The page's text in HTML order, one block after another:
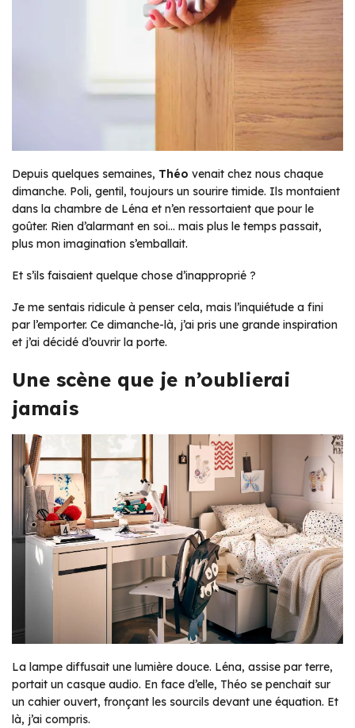
Depuis quelques semaines, Théo venait chez nous chaque
dimanche. Poli, gentil, toujours un sourire timide. Ils montaient
dans la chambre de Léna et n’en ressortaient que pour le
goûter. Rien d’alarmant en soi… mais plus le temps passait,
plus mon imagination s’emballait.
Et s’ils faisaient quelque chose d’inapproprié ?
Je me sentais ridicule à penser cela, mais l’inquiétude a fini
par l’emporter. Ce dimanche-là, j’ai pris une grande inspiration
et j’ai décidé d’ouvrir la porte.
Une scène que je n’oublierai
jamais
La lampe diffusait une lumière douce. Léna, assise par terre,
portait un casque audio. En face d’elle, Théo se penchait sur
un cahier ouvert, fronçant les sourcils devant une équation. Et
là, j’ai compris.